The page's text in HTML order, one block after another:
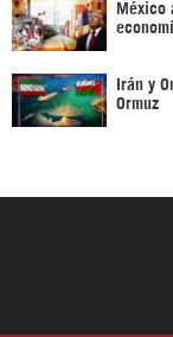
México
Irán y
Ormuz